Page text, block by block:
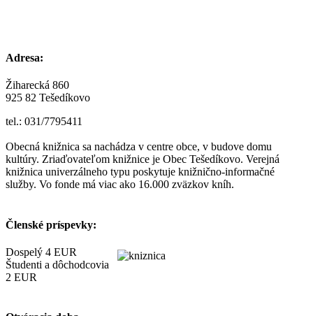
Adresa:
Žiharecká 860
925 82 Tešedíkovo
tel.: 031/7795411
Obecná knižnica sa nachádza v centre obce, v budove domu
kultúry. Zriaďovateľom knižnice je Obec Tešedíkovo. Verejná
knižnica univerzálneho typu poskytuje knižnično-informačné
služby. Vo fonde má viac ako 16.000 zväzkov kníh.
Členské príspevky:
Dospelý 4 EUR
Študenti a dôchodcovia
2 EUR